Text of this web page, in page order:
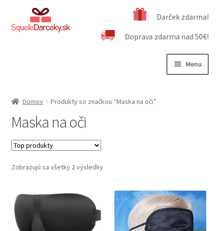
Preskočiť
na
Preskočiť
na
Darček zdarma!
Doprava zdarma nad 50€!
Menu
Dôležité informácie
Obchodné podmienky
Kontakt
Domov Produkty so značkou “Maska na oči”
Maska na oči
Zobrazujú sa všetky 2 výsledky